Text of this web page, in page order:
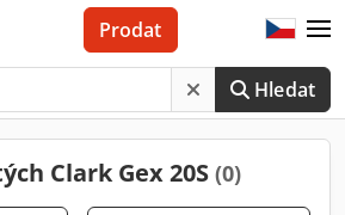
Hledat
Prodat
Clark Gex 20S (0)